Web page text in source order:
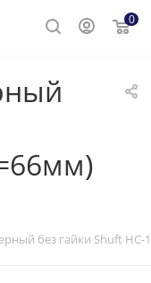
0
без гайки Shuft НС-